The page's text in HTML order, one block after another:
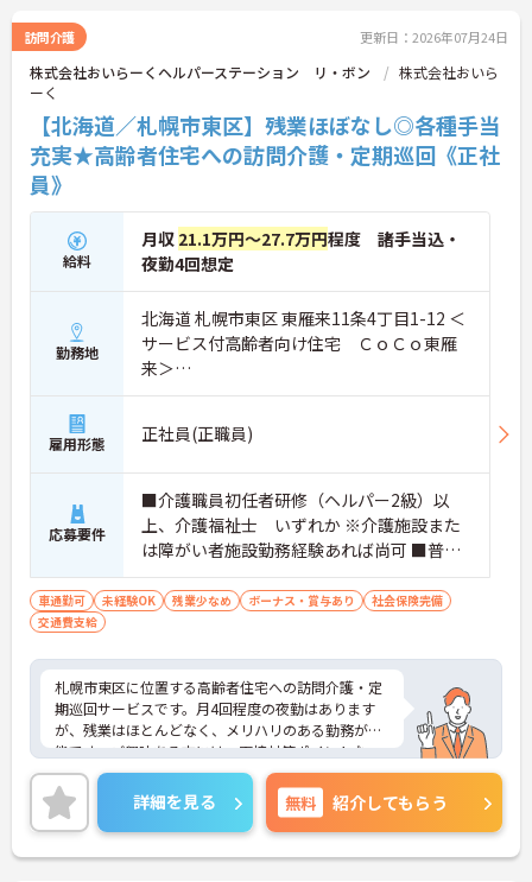
ので、是非お気軽にお問い合わせください。
訪問介護 更新日：2026年07月24日
株式会社おいらーくヘルパーステーション リ・ボン
株式会社おいら
ーく
【北海道／札幌市東区】残業ほぼなし◎各種手当
充実★高齢者住宅への訪問介護・定期巡回《正社
員》
給料
月収 21.1万円～27.7万円程度 諸手当込・
夜勤4回想定
勤務地
北海道 札幌市東区 東雁来11条4丁目1-12 ＜
サービス付高齢者向け住宅 ＣｏＣｏ東雁
来＞
札幌市営地下鉄東豊線「新道東駅」バス・
雇用形態 正社員(正職員)
応募要件
■介護職員初任者研修（ヘルパー2級）以
上、介護福祉士 いずれか ※介護施設また
は障がい者施設勤務経験あれば尚可 ■普通
自動車運転免許（ＡＴ限定可）あれば尚可
車通勤可 未経験OK 残業少なめ ボーナス・賞与あり
社会保険完備
交通費支給
札幌市東区に位置する高齢者住宅への訪問介護・定
期巡回サービスです。月4回程度の夜勤はあります
が、残業はほとんどなく、メリハリのある勤務が可
能です。ご興味ある方には、面接対策ポイントな
ど、さらに詳細をお話しいたしますのでお気軽にご
相談ください！詳細を見る 無料 紹介してもらう